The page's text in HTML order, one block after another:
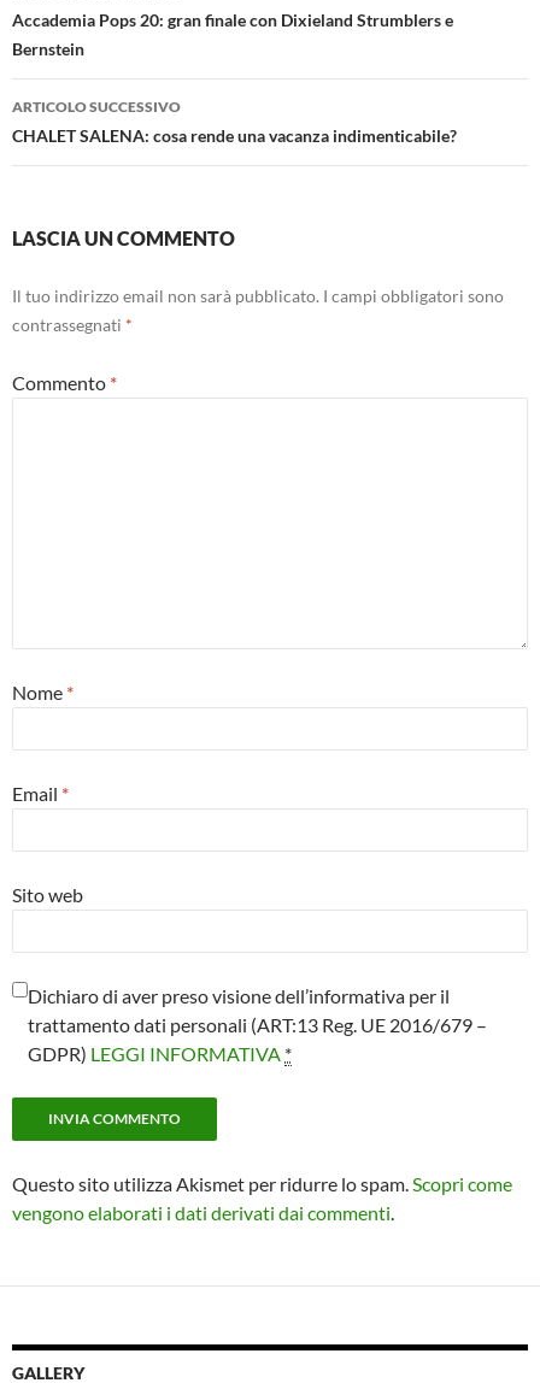
articolo
Accademia Pops 20: gran finale con Dixieland Strumblers e
Bernstein
ARTICOLO SUCCESSIVO
CHALET SALENA: cosa rende una vacanza indimenticabile?
LASCIA UN COMMENTO
Il tuo indirizzo email non sarà pubblicato. I campi obbligatori sono
contrassegnati *
Commento *
Nome *
Email *
Sito web
Dichiaro di aver preso visione dell’informativa per il
trattamento dati personali (ART:13 Reg. UE 2016/679 –
GDPR) LEGGI INFORMATIVA *
Questo sito utilizza Akismet per ridurre lo spam. Scopri come
vengono elaborati i dati derivati dai commenti
GALLERY